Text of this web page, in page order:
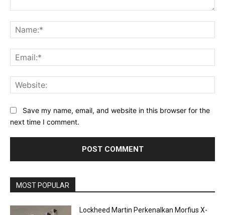
Save my name, email, and website in this browser for the
next time I comment.
MOST POPULAR
Lockheed Martin Perkenalkan Morfius X-